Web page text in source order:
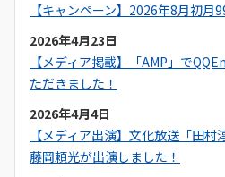
【キャンペーン】2026年8月初月
2026年4月23日
【メディア掲載】「AMP」で
ただきました！
2026年4月4日
【メディア出演】文化放送「田
藤岡頼光が出演しました！